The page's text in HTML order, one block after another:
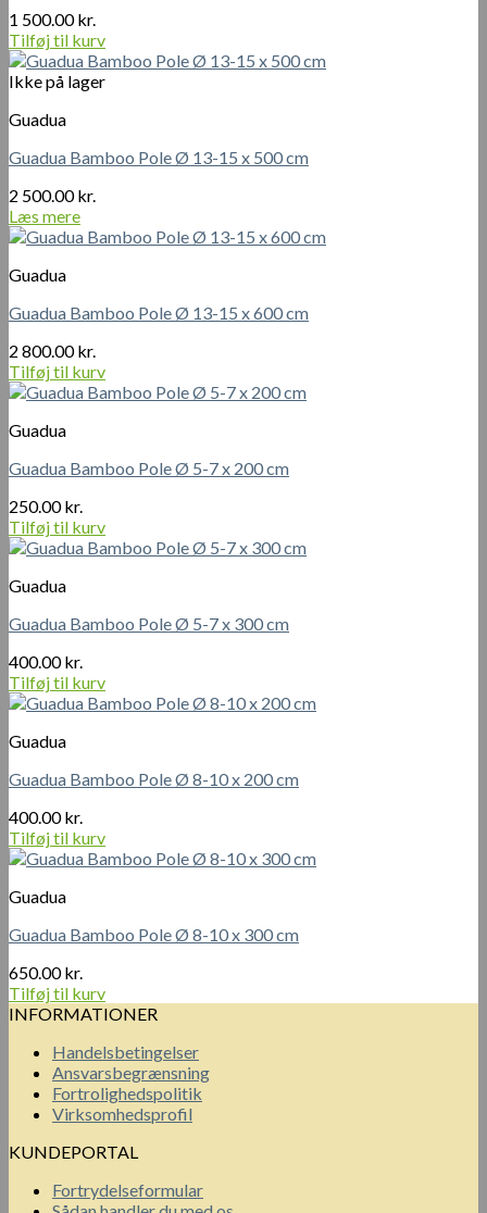
1 500.00kr.
Tilføj til kurv
Ikke på lager
Guadua
Guadua Bamboo Pole Ø 13-15 x 500 cm
2 500.00kr.
Læs mere
Guadua
Guadua Bamboo Pole Ø 13-15 x 600 cm
2 800.00kr.
Tilføj til kurv
Guadua
Guadua Bamboo Pole Ø 5-7 x 200 cm
250.00kr.
Tilføj til kurv
Guadua
Guadua Bamboo Pole Ø 5-7 x 300 cm
400.00kr.
Tilføj til kurv
Guadua
Guadua Bamboo Pole Ø 8-10 x 200 cm
400.00kr.
Tilføj til kurv
Guadua
Guadua Bamboo Pole Ø 8-10 x 300 cm
650.00kr.
Tilføj til kurv
INFORMATIONER
Handelsbetingelser
Ansvarsbegrænsning
Fortrolighedspolitik
Virksomhedsprofil
KUNDEPORTAL
Fortrydelseformular